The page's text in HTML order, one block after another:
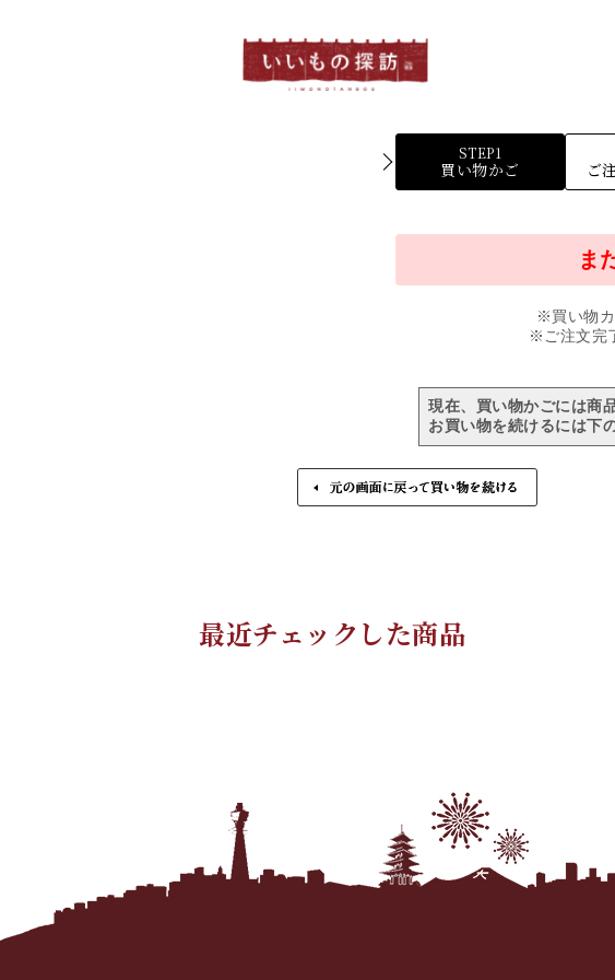
STEP1
買い物かご ご
ま
※買い物カ
※ご注文完
現在、買い物かごには商
お買い物を続けるには下
最近チェックした商品